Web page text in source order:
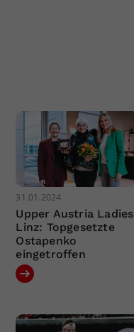
31.01.2024
Upper Austria Ladies
Linz: Topgesetzte
Ostapenko
eingetroffen